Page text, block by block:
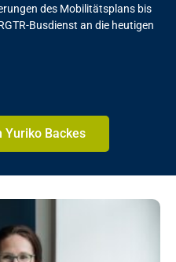
des Mobilitätsplans bis
Busdienst an die heutigen
Yuriko Backes